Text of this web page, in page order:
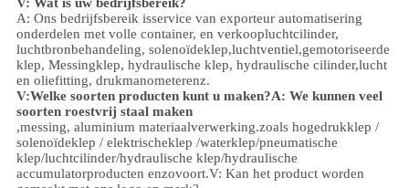
V: Wat is uw bedrijfsbereik?
A: Ons bedrijfsbereik isservice van exporteur automatisering
onderdelen met volle container, en verkoopluchtcilinder,
luchtbronbehandeling, solenoïdeklep,luchtventiel,gemotoriseerde
klep, Messingklep, hydraulische klep, hydraulische cilinder,lucht
en oliefitting, drukmanometerenz.
V:Welke soorten producten kunt u maken?A: We kunnen veel
soorten roestvrij staal maken
,messing, aluminium materiaalverwerking.zoals hogedrukklep /
solenoïdeklep / elektrischeklep /waterklep/pneumatische
klep/luchtcilinder/hydraulische klep/hydraulische
accumulatorproducten enzovoort.V: Kan het product worden